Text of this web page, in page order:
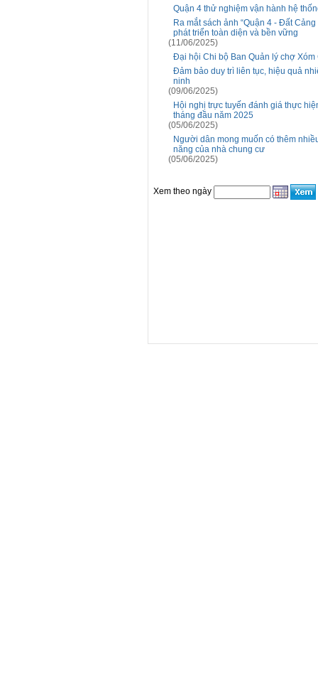
Quận 4 thử nghiệm vận hành hệ
Ra mắt sách ảnh “Quận 4 - Đất
phát triển toàn diện và bền vững
(11/06/2025)
Đại hội Chi bộ Ban Quản lý chợ
Đảm bảo duy trì liên tục, hiệu quả
ninh
(09/06/2025)
Hội nghị trực tuyến đánh giá thực
tháng đầu năm 2025
(05/06/2025)
Người dân mong muốn có thêm
năng của nhà chung cư
(05/06/2025)
Xem theo ngày